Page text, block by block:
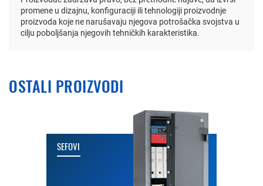
promene u dizajnu, konfiguraciji ili tehnologiji proizvodnje
proizvoda koje ne narušavaju njegova potrošačka svojstva u
cilju poboljšanja njegovih tehničkih karakteristika.
OSTALI PROIZVODI
SEFOVI